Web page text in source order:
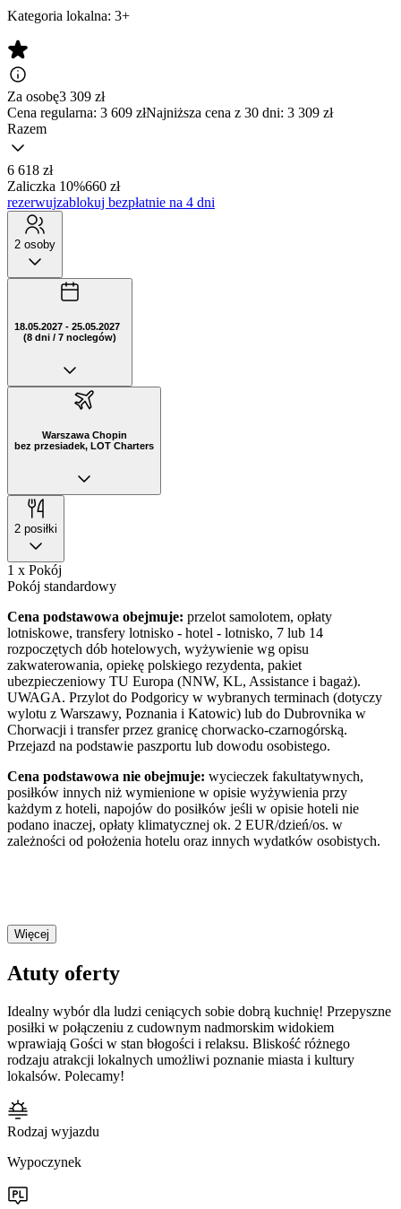
Kategoria lokalna: 3+
Za osobę3 309 zł
Cena regularna: 3 609 złNajniższa cena z 30 dni: 3 309 zł
Razem
6 618 zł
Zaliczka 10%660 zł
rezerwujzablokuj bezpłatnie na 4 dni
2 osoby
18.05.2027 - 25.05.2027
(8 dni / 7 noclegów)
Warszawa Chopin
bez przesiadek, LOT Charters
2 posiłki
1 x Pokój
Pokój standardowy
Cena podstawowa obejmuje: przelot samolotem, opłaty
lotniskowe, transfery lotnisko - hotel - lotnisko, 7 lub 14
rozpoczętych dób hotelowych, wyżywienie wg opisu
zakwaterowania, opiekę polskiego rezydenta, pakiet
ubezpieczeniowy TU Europa (NNW, KL, Assistance i bagaż).
UWAGA. Przylot do Podgoricy w wybranych terminach (dotyczy
wylotu z Warszawy, Poznania i Katowic) lub do Dubrovnika w
Chorwacji i transfer przez granicę chorwacko-czarnogórską.
Przejazd na podstawie paszportu lub dowodu osobistego.
Cena podstawowa nie obejmuje: wycieczek fakultatywnych,
posiłków innych niż wymienione w opisie wyżywienia przy
każdym z hoteli, napojów do posiłków jeśli w opisie hoteli nie
podano inaczej, opłaty klimatycznej ok. 2 EUR/dzień/os. w
zależności od położenia hotelu oraz innych wydatków osobistych.
Więcej
Atuty oferty
Idealny wybór dla ludzi ceniących sobie dobrą kuchnię! Przepyszne
posiłki w połączeniu z cudownym nadmorskim widokiem
wprawiają Gości w stan błogości i relaksu. Bliskość różnego
rodzaju atrakcji lokalnych umożliwi poznanie miasta i kultury
lokalsów. Polecamy!
Rodzaj wyjazdu
Wypoczynek